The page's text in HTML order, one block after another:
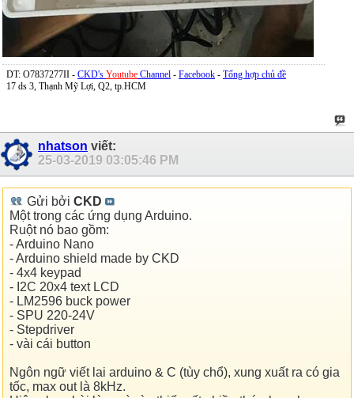
DT: O7837277II - CKD's Youtube Channel - Facebook - Tổng hợp chủ đề
17 ds 3, Thạnh Mỹ Lợi, Q2, tp.HCM
nhatson viết:
25-03-2019 03:05:46 PM
Gửi bởi CKD
Một trong các ứng dụng Arduino.
Ruột nó bao gồm:
- Arduino Nano
- Arduino shield made by CKD
- 4x4 keypad
- I2C 20x4 text LCD
- LM2596 buck power
- SPU 220-24V
- Stepdriver
- vài cái button
Ngôn ngữ viết lai arduino & C (tùy chổ), xung xuất ra có gia
tốc, max out là 8kHz.